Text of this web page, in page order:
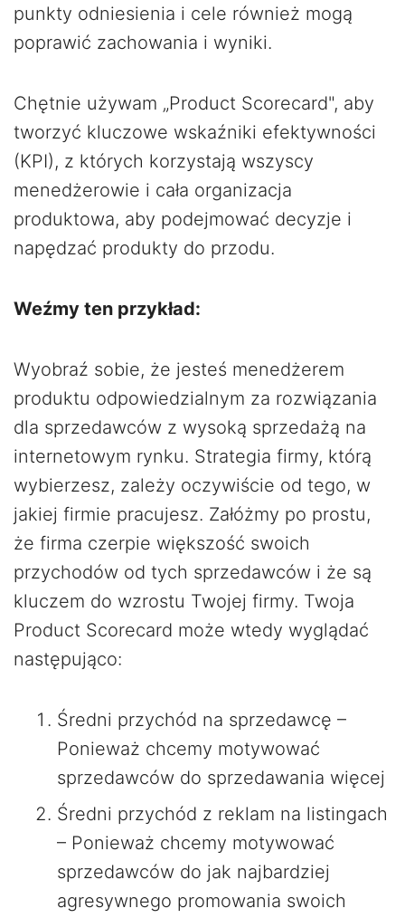
punkty odniesienia i cele również mogą
poprawić zachowania i wyniki.
Chętnie używam „Product Scorecard", aby
tworzyć kluczowe wskaźniki efektywności
(KPI), z których korzystają wszyscy
menedżerowie i cała organizacja
produktowa, aby podejmować decyzje i
napędzać produkty do przodu.
Weźmy ten przykład:
Wyobraź sobie, że jesteś menedżerem
produktu odpowiedzialnym za rozwiązania
dla sprzedawców z wysoką sprzedażą na
internetowym rynku. Strategia firmy, którą
wybierzesz, zależy oczywiście od tego, w
jakiej firmie pracujesz. Załóżmy po prostu,
że firma czerpie większość swoich
przychodów od tych sprzedawców i że są
kluczem do wzrostu Twojej firmy. Twoja
Product Scorecard może wtedy wyglądać
następująco:
Średni przychód na sprzedawcę –
Ponieważ chcemy motywować
sprzedawców do sprzedawania więcej
Średni przychód z reklam na listingach
– Ponieważ chcemy motywować
sprzedawców do jak najbardziej
agresywnego promowania swoich